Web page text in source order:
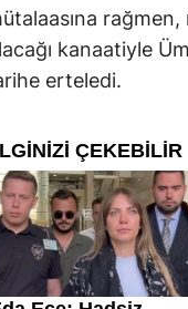
kanaatiyle
erteledi.